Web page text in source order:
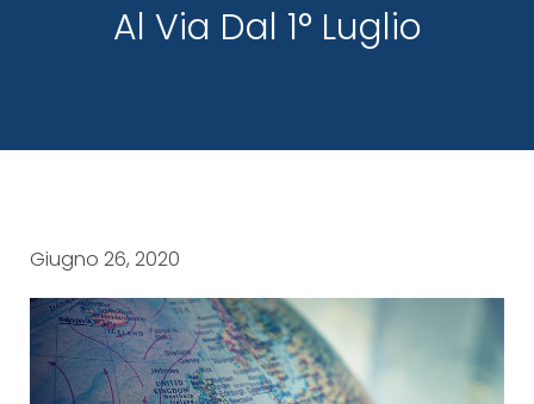
Al Via Dal 1° Luglio
Giugno 26, 2020